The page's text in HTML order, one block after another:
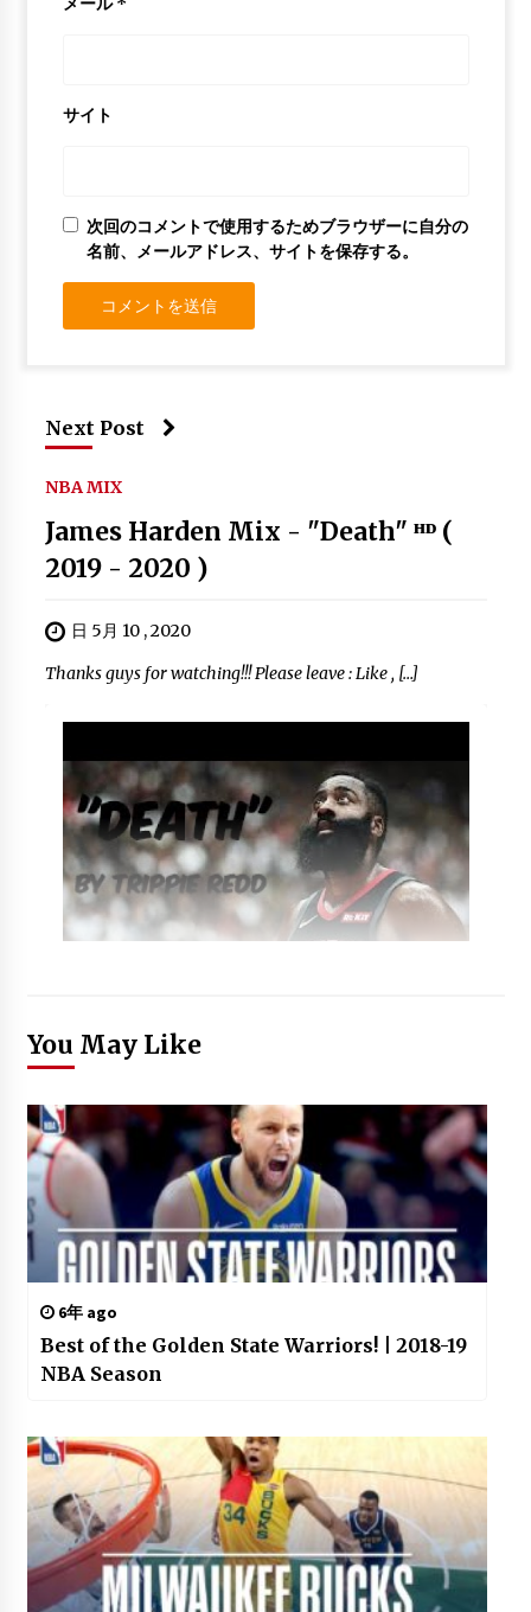
サイト
次回のコメントで使用するためブラウザーに自分の
名前、メールアドレス、サイトを保存する。
Next Post
NBA MIX
James Harden Mix - "Death" ᴴᴰ (
2019 - 2020 )
日 5月 10 , 2020
Thanks guys for watching!!! Please leave : Like , […]
You May Like
6年 ago
Best of the Golden State Warriors! | 2018-19
NBA Season